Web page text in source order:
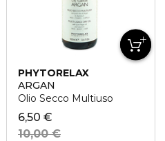
PHYTORELAX
ARGAN
Olio Secco Multiuso
6,50 €
10,00 €